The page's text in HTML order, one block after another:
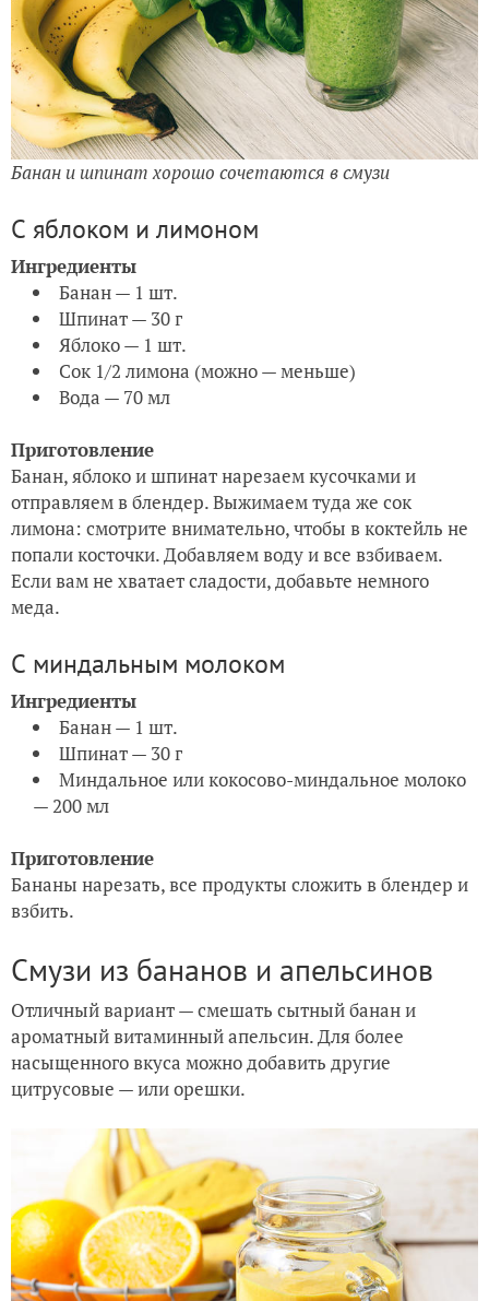
Банан и шпинат хорошо сочетаются в смузи
С яблоком и лимоном
Ингредиенты
Банан — 1 шт.
Шпинат — 30 г
Яблоко — 1 шт.
Сок 1/2 лимона (можно — меньше)
Вода — 70 мл
Приготовление
Банан, яблоко и шпинат нарезаем кусочками и
отправляем в блендер. Выжимаем туда же сок
лимона: смотрите внимательно, чтобы в коктейль не
попали косточки. Добавляем воду и все взбиваем.
Если вам не хватает сладости, добавьте немного
меда.
С миндальным молоком
Ингредиенты
Банан — 1 шт.
Шпинат — 30 г
Миндальное или кокосово-миндальное молоко
— 200 мл
Приготовление
Бананы нарезать, все продукты сложить в блендер и
взбить.
Смузи из бананов и апельсинов
Отличный вариант — смешать сытный банан и
ароматный витаминный апельсин. Для более
насыщенного вкуса можно добавить другие
цитрусовые — или орешки.